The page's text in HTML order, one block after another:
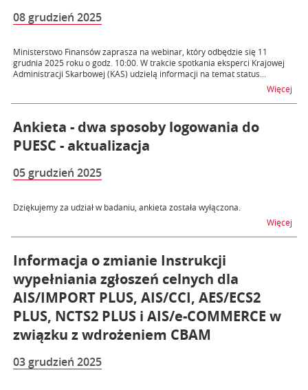
08 grudzień 2025
Ministerstwo Finansów zaprasza na webinar, który odbędzie się 11
grudnia 2025 roku o godz. 10:00. W trakcie spotkania eksperci Krajowej
Administracji Skarbowej (KAS) udzielą informacji na temat status...
Więcej
Ankieta - dwa sposoby logowania do
PUESC - aktualizacja
05 grudzień 2025
Dziękujemy za udział w badaniu, ankieta została wyłączona.
Więcej
Informacja o zmianie Instrukcji
wypełniania zgłoszeń celnych dla
AIS/IMPORT PLUS, AIS/CCI, AES/ECS2
PLUS, NCTS2 PLUS i AIS/e-COMMERCE w
związku z wdrożeniem CBAM
03 grudzień 2025